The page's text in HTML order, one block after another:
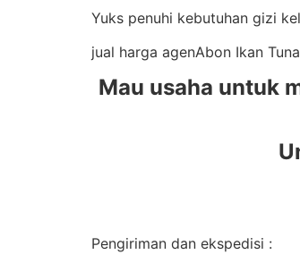
Yuks penuhi kebutuhan gizi
jual harga agenAbon Ikan
Mau usaha untuk
Pengiriman dan ekspedisi :